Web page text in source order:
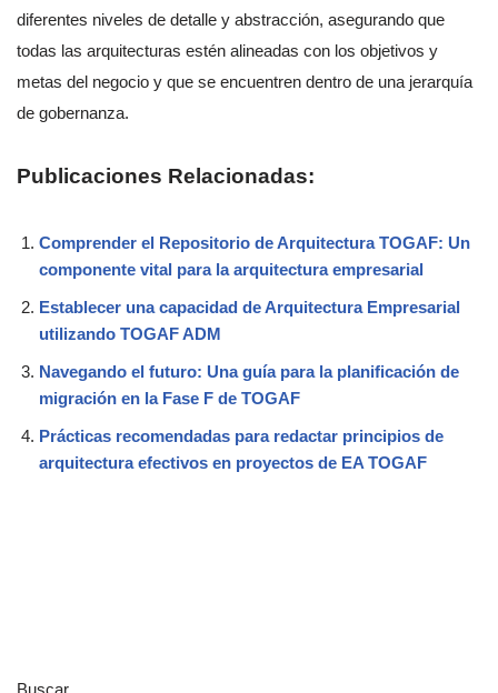
diferentes niveles de detalle y abstracción, asegurando que
todas las arquitecturas estén alineadas con los objetivos y
metas del negocio y que se encuentren dentro de una jerarquía
de gobernanza.
Publicaciones Relacionadas:
Comprender el Repositorio de Arquitectura TOGAF: Un
componente vital para la arquitectura empresarial
Establecer una capacidad de Arquitectura Empresarial
utilizando TOGAF ADM
Navegando el futuro: Una guía para la planificación de
migración en la Fase F de TOGAF
Prácticas recomendadas para redactar principios de
arquitectura efectivos en proyectos de EA TOGAF
Buscar